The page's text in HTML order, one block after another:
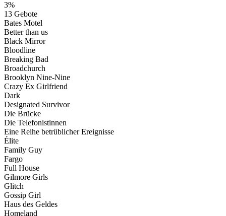
3%
13 Gebote
Bates Motel
Better than us
Black Mirror
Bloodline
Breaking Bad
Broadchurch
Brooklyn Nine-Nine
Crazy Ex Girlfriend
Dark
Designated Survivor
Die Brücke
Die Telefonistinnen
Eine Reihe betrüblicher Ereignisse
Élite
Family Guy
Fargo
Full House
Gilmore Girls
Glitch
Gossip Girl
Haus des Geldes
Homeland